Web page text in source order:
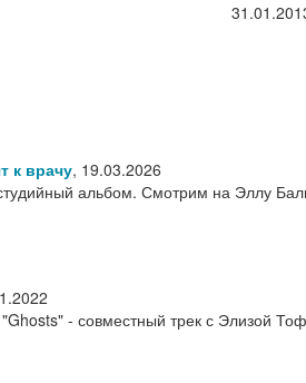
к врачу, 19.03.2026
альбом. Смотрим на Эллу
- совместный трек с Элизой